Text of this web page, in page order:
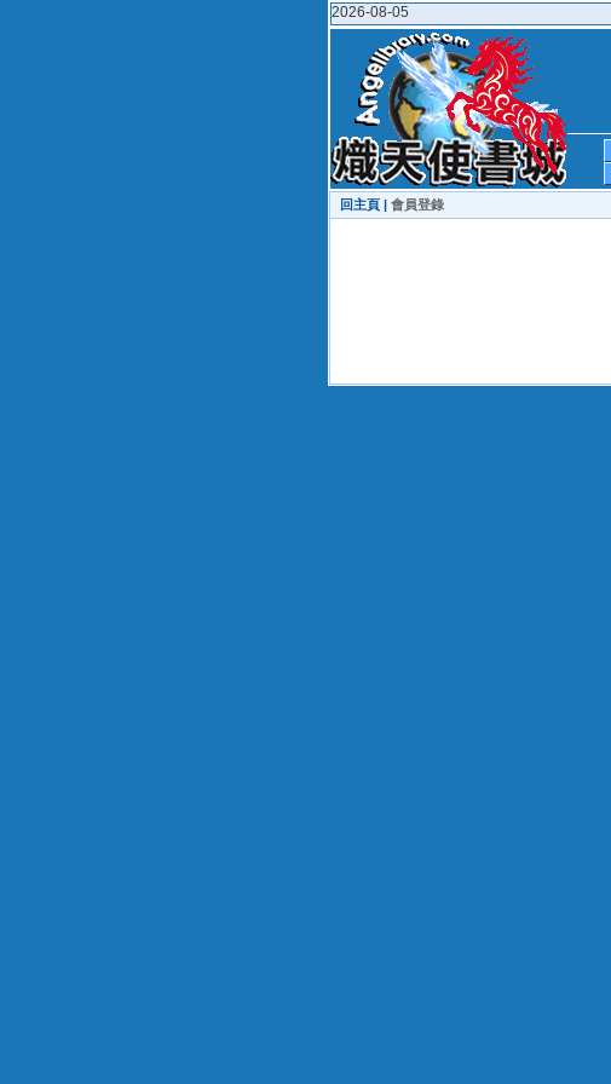
2026-08-05
回主頁 | 會員登錄